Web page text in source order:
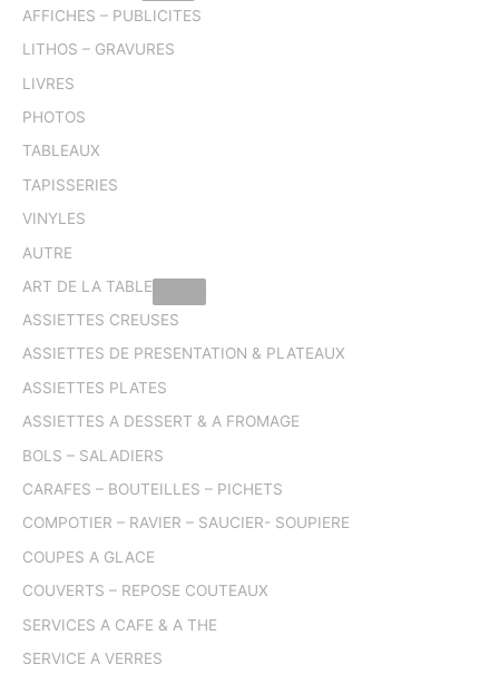
AFFICHES – PUBLICITES
LITHOS – GRAVURES
LIVRES
PHOTOS
TABLEAUX
TAPISSERIES
VINYLES
AUTRE
ART DE LA TABLE
ASSIETTES CREUSES
ASSIETTES DE PRESENTATION & PLATEAUX
ASSIETTES PLATES
ASSIETTES A DESSERT & A FROMAGE
BOLS – SALADIERS
CARAFES – BOUTEILLES – PICHETS
COMPOTIER – RAVIER – SAUCIER- SOUPIERE
COUPES A GLACE
COUVERTS – REPOSE COUTEAUX
SERVICES A CAFE & A THE
SERVICE A VERRES